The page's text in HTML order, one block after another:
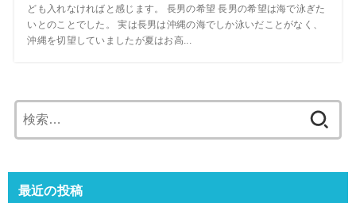
ども入れなければと感じます。 長男の希望 長男の希望は海で泳ぎた
いとのことでした。 実は長男は沖縄の海でしか泳いだことがなく、
沖縄を切望していましたが夏はお高...
索:
最近の投稿